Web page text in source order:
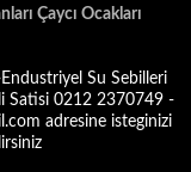
Çaycı Ocakları